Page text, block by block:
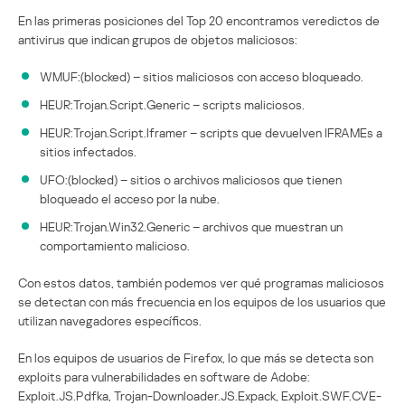
En las primeras posiciones del Top 20 encontramos veredictos de
antivirus que indican grupos de objetos maliciosos:
WMUF:(blocked) – sitios maliciosos con acceso bloqueado.
HEUR:Trojan.Script.Generic – scripts maliciosos.
HEUR:Trojan.Script.Iframer – scripts que devuelven IFRAMEs a
sitios infectados.
UFO:(blocked) – sitios o archivos maliciosos que tienen
bloqueado el acceso por la nube.
HEUR:Trojan.Win32.Generic – archivos que muestran un
comportamiento malicioso.
Con estos datos, también podemos ver qué programas maliciosos
se detectan con más frecuencia en los equipos de los usuarios que
utilizan navegadores específicos.
En los equipos de usuarios de Firefox, lo que más se detecta son
exploits para vulnerabilidades en software de Adobe:
Exploit.JS.Pdfka, Trojan-Downloader.JS.Expack, Exploit.SWF.CVE-